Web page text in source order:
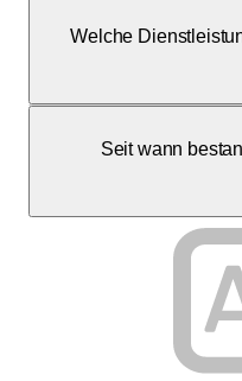
Welche
Reparaturen.Seit wann
Walter und Marlen